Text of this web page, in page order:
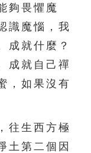
夠畏懼魔
識魔惱，我
成就什麼？
成就自己禪
，如果沒有
生西方極
土第二個因